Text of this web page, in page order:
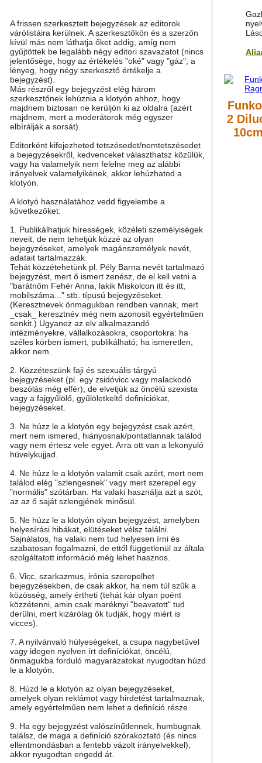
A frissen szerkesztett bejegyzések az editorok
várólistáira kerülnek. A szerkesztőkön és a szerzőn
kívül más nem láthatja őket addig, amíg nem
gyűjtöttek be legalább négy editori szavazatot (nincs
jelentősége, hogy az értékelés "oké" vagy "gáz", a
lényeg, hogy négy szerkesztő értékelje a
bejegyzést).
Más részről egy bejegyzést elég három
szerkesztőnek lehúznia a klotyón ahhoz, hogy
majdnem biztosan ne kerüljön ki az oldalra (azért
majdnem, mert a moderátorok még egyszer
elbírálják a sorsát).
Editorként kifejezheted tetszésedet/nemtetszésedet
a bejegyzésekről, kedvenceket választhatsz közülük,
vagy ha valamelyik nem felelne meg az alábbi
irányelvek valamelyikének, akkor lehúzhatod a
klotyón.
A klotyó használatához vedd figyelembe a
következőket:
1. Publikálhatjuk hírességek, közéleti személyiségek
neveit, de nem tehetjük közzé az olyan
bejegyzéseket, amelyek magánszemélyek nevét,
adatait tartalmazzák.
Tehát közzétehetünk pl. Pély Barna nevét tartalmazó
bejegyzést, mert ő ismert zenész, de el kell vetni a
"barátnőm Fehér Anna, lakik Miskolcon itt és itt,
mobilszáma..." stb. típusú bejegyzéseket.
(Keresztnevek önmagukban rendben vannak, mert
_csak_ keresztnév még nem azonosít egyértelműen
senkit.) Ugyanez az elv alkalmazandó
intézményekre, vállalkozásokra, csoportokra: ha
széles körben ismert, publikálható; ha ismeretlen,
akkor nem.
2. Közzéteszünk faji és szexuális tárgyú
bejegyzéseket (pl. egy zsidóvicc vagy malackodó
beszólás még elfér), de elvetjük az öncélú szexista
vagy a fajgyűlölő, gyűlöletkeltő definíciókat,
bejegyzéseket.
3. Ne húzz le a klotyón egy bejegyzést csak azért,
mert nem ismered, hiányosnak/pontatlannak találod
vagy nem értesz vele egyet. Arra ott van a lekonyuló
hüvelykujjad.
4. Ne húzz le a klotyón valamit csak azért, mert nem
találod elég "szlengesnek" vagy mert szerepel egy
"normális" szótárban. Ha valaki használja azt a szót,
az az ő saját szlengjének minősül.
5. Ne húzz le a klotyón olyan bejegyzést, amelyben
helyesírási hibákat, elütéseket vélsz találni.
Sajnálatos, ha valaki nem tud helyesen írni és
szabatosan fogalmazni, de ettől függetlenül az általa
szolgáltatott információ még lehet hasznos.
6. Vicc, szarkazmus, irónia szerepelhet
bejegyzésekben, de csak akkor, ha nem túl szűk a
közösség, amely értheti (tehát kár olyan poént
közzétenni, amin csak maréknyi "beavatott" tud
derülni, mert kizárólag ők tudják, hogy miért is
vicces).
7. A nyilvánvaló hülyeségeket, a csupa nagybetűvel
vagy idegen nyelven írt definíciókat, öncélú,
önmagukba forduló magyarázatokat nyugodtan húzd
le a klotyón.
8. Húzd le a klotyón az olyan bejegyzéseket,
amelyek olyan reklámot vagy hirdetést tartalmaznak,
amely egyértelműen nem lehet a definíció része.
9. Ha egy bejegyzést valószínűtlennek, humbugnak
találsz, de maga a definíció szórakoztató (és nincs
ellentmondásban a fentebb vázolt irányelvekkel),
akkor nyugodtan engedd át.
2